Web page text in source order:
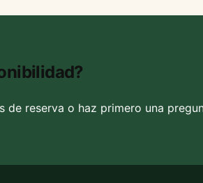
de reserva o haz primero una